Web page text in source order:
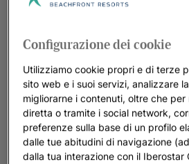
Configurazione dei cookie
Utilizziamo cookie propri e di terze
sito web e i suoi servizi, analizzare
migliorarne i contenuti, oltre che
diretta o tramite i social network,
preferenze sulla base di un profilo
dalle tue abitudini di navigazione
dalla tua interazione con il Iberostar